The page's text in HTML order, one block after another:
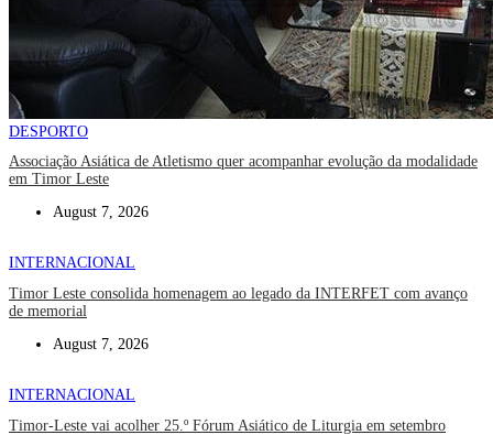
DESPORTO
Associação Asiática de Atletismo quer acompanhar evolução da modalidade
em Timor Leste
August 7, 2026
INTERNACIONAL
Timor Leste consolida homenagem ao legado da INTERFET com avanço
de memorial
August 7, 2026
INTERNACIONAL
Timor-Leste vai acolher 25.º Fórum Asiático de Liturgia em setembro